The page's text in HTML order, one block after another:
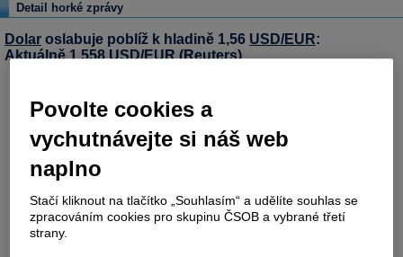
Detail horké zprávy
Dolar oslabuje poblíž k hladině 1,56 USD/EUR:
Aktuálně 1,558USD/EUR(Reuters)
Povolte cookies a
vychutnávejte si náš web
naplno
Stačí kliknout na tlačítko „Souhlasím“ a udělíte souhlas se
zpracováním cookies pro skupinu ČSOB a vybrané třetí
strany.